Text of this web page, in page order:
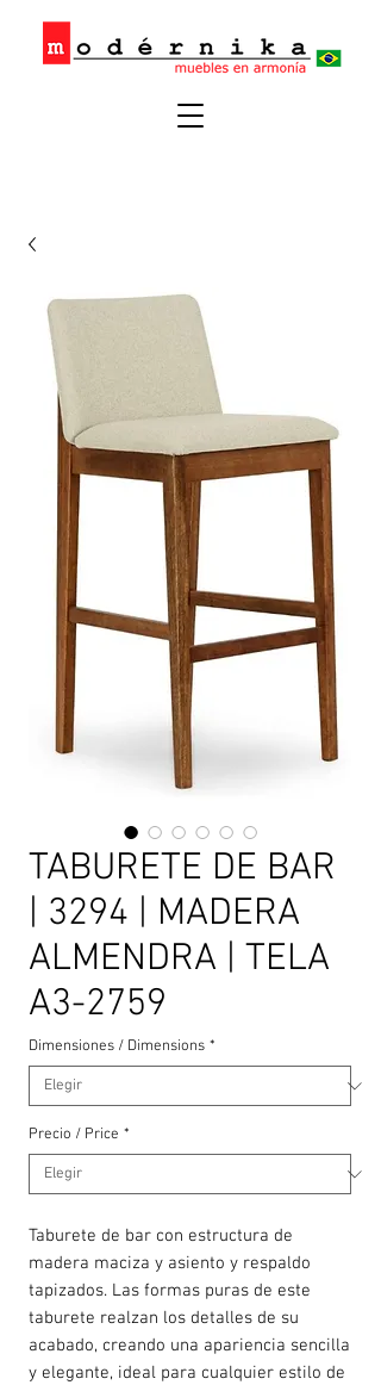
TABURETE DE BAR
| 3294 | MADERA
ALMENDRA | TELA
A3-2759
Dimensiones / Dimensions *
Precio / Price *
Taburete de bar con estructura de
madera maciza y asiento y respaldo
tapizados. Las formas puras de este
taburete realzan los detalles de su
acabado, creando una apariencia sencilla
y elegante, ideal para cualquier estilo de